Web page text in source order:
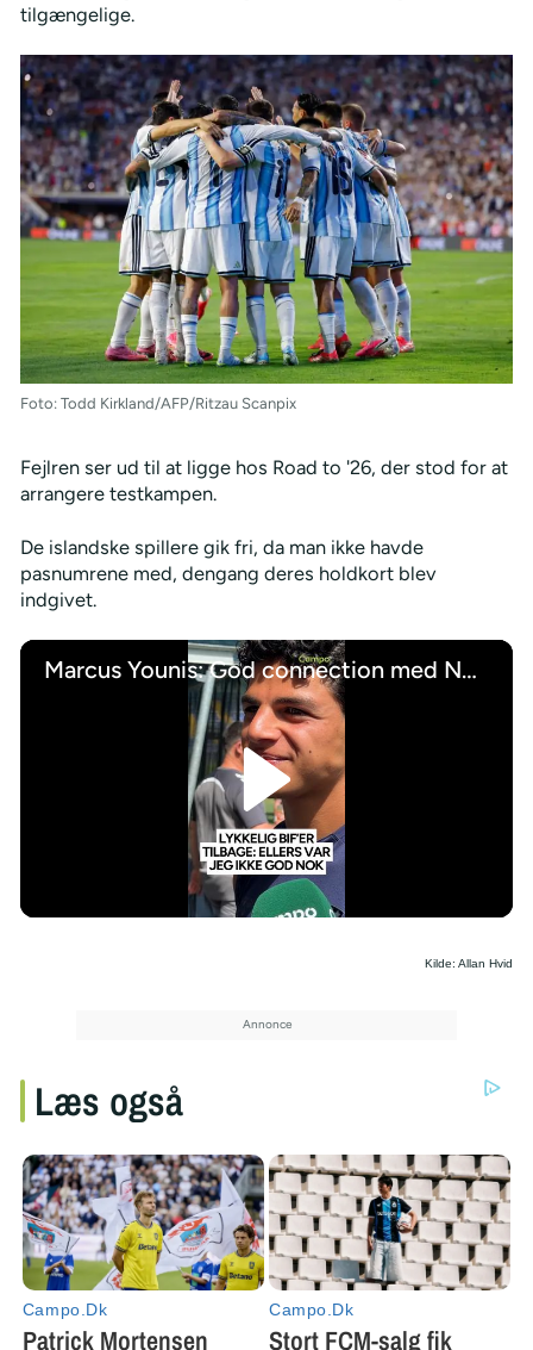
tilgængelige.
Foto: Todd Kirkland/AFP/Ritzau Scanpix
Fejlren ser ud til at ligge hos Road to '26, der stod for at
arrangere testkampen.
De islandske spillere gik fri, da man ikke havde
pasnumrene med, dengang deres holdkort blev
indgivet.
Marcus Younis: God connection med Nørgaard
/
Kilde: Allan Hvid